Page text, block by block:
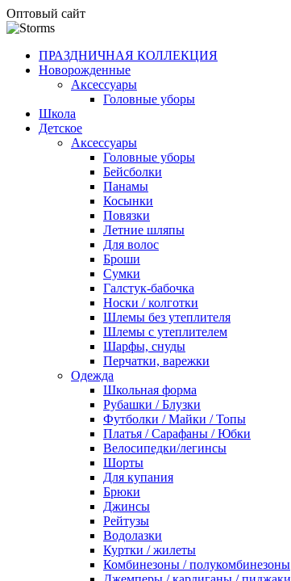
Оптовый сайт
ПРАЗДНИЧНАЯ КОЛЛЕКЦИЯ
Новорожденные
Аксессуары
Головные уборы
Школа
Детское
Аксессуары
Головные уборы
Бейсболки
Панамы
Косынки
Повязки
Летние шляпы
Для волос
Броши
Сумки
Галстук-бабочка
Носки / колготки
Шлемы без утеплителя
Шлемы с утеплителем
Шарфы, снуды
Перчатки, варежки
Одежда
Школьная форма
Рубашки / Блузки
Футболки / Майки / Топы
Платья / Сарафаны / Юбки
Велосипедки/легинсы
Шорты
Для купания
Брюки
Джинсы
Рейтузы
Водолазки
Куртки / жилеты
Комбинезоны / полукомбинезоны